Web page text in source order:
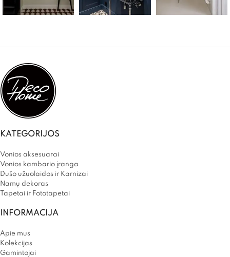
KATEGORIJOS
Vonios aksesuarai
Vonios kambario įranga
Dušo užuolaidos ir Karnizai
Namų dekoras
Tapetai ir Fototapetai
INFORMACIJA
Apie mus
Kolekcijas
Gamintojai